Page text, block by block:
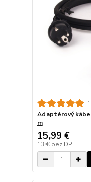
Adaptérový
m
15,99 €
13 € bez DPH